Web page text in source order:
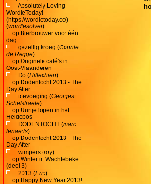
Absolutely Loving
WordleToday!
(https://wordletoday.cc/)
(wordlesolver)
op Bierbrouwer voor één
dag
gezellig kroeg (Connie
de Regge)
op Originele café's in
Oost-Vlaanderen
Do (Hillechien)
op Dodentocht 2013 - The
Day After
toevoeging (Georges
Schelstraete)
op Uurtje lopen in het
Heidebos
DODENTOCHT (marc
lenaerts)
op Dodentocht 2013 - The
Day After
wimpers (roy)
op Winter in Wachtebeke
(deel 3)
2013 (Eric)
op Happy New Year 2013!